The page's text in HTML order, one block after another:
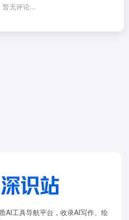
暂无评论...
工具导航平台，收录AI写作、绘